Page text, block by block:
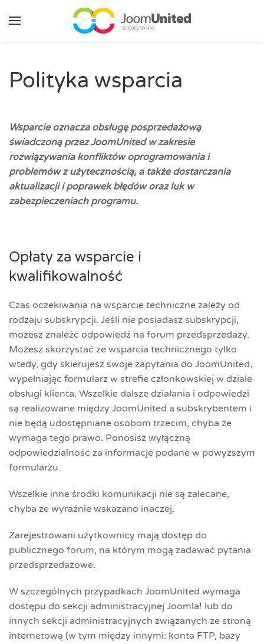
Przejdź do głównej zawartości
Polityka wsparcia
Wsparcie oznacza obsługę posprzedażową
świadczoną przez JoomUnited w zakresie
rozwiązywania konfliktów oprogramowania i
problemów z użytecznością, a także dostarczania
aktualizacji i poprawek błędów oraz luk w
zabezpieczeniach programu.
Opłaty za wsparcie i
kwalifikowalność
Czas oczekiwania na wsparcie techniczne zależy od
rodzaju subskrypcji. Jeśli nie posiadasz subskrypcji,
możesz znaleźć odpowiedź na forum przedsprzedaży.
Możesz skorzystać ze wsparcia technicznego tylko
wtedy, gdy skierujesz swoje zapytania do JoomUnited,
wypełniając formularz w strefie członkowskiej w dziale
obsługi klienta. Wszelkie dalsze działania i odpowiedzi
są realizowane między JoomUnited a subskrybentem i
nie będą udostępniane osobom trzecim, chyba że
wymaga tego prawo. Ponosisz wyłączną
odpowiedzialność za informacje podane w powyższym
formularzu.
Wszelkie inne środki komunikacji nie są zalecane,
chyba że wyraźnie wskazano inaczej.
Zarejestrowani użytkownicy mają dostęp do
publicznego forum, na którym mogą zadawać pytania
przedsprzedażowe.
W szczególnych przypadkach JoomUnited wymaga
dostępu do sekcji administracyjnej Joomla! lub do
innych sekcji administracyjnych związanych ze stroną
internetową (w tym między innymi: konta FTP, bazy